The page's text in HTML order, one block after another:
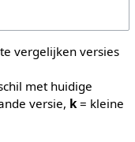
vergelijken versies
met huidige
versie, k= kleine